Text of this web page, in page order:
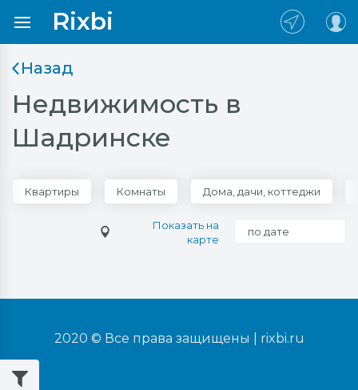
Rixbi
Назад
Недвижимость в
Шадринске
Квартиры Комнаты Дома, дачи, коттеджи
Показать на
карте
по дате
2020 © Все права защищены | rixbi.ru